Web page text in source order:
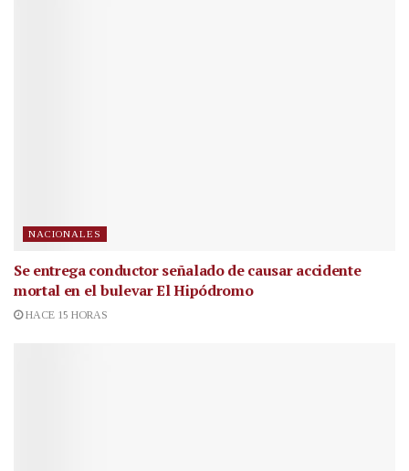
NACIONALES
Se entrega conductor señalado de causar accidente
mortal en el bulevar El Hipódromo
HACE 15 HORAS